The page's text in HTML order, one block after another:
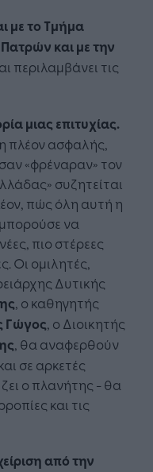
με το Τμήμα
και με την
περιλαμβάνει τις
μιας επιτυχίας.
πλέον ασφαλής,
«φρέναραν» τον
συζητείται
πώς όλη αυτή η
να
πιο στέρεες
Οι ομιλητές,
Δυτικής
, ο καθηγητής
Γώγος, ο Διοικητής
, θα αναφερθούν
σε αρκετές
ο πλανήτης - θα
και τις
από την